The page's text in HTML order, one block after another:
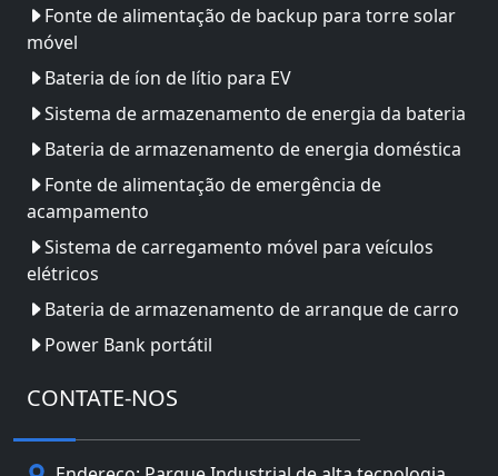
Fonte de alimentação de backup para torre solar
móvel
Bateria de íon de lítio para EV
Sistema de armazenamento de energia da bateria
Bateria de armazenamento de energia doméstica
Fonte de alimentação de emergência de
acampamento
Sistema de carregamento móvel para veículos
elétricos
Bateria de armazenamento de arranque de carro
Power Bank portátil
CONTATE-NOS